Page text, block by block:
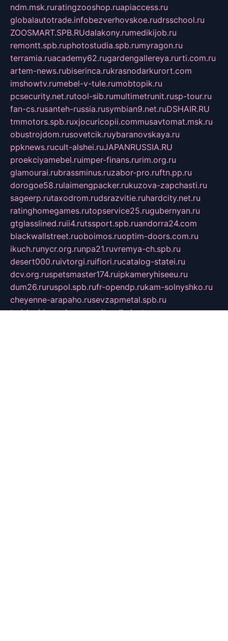
ndm.msk.ruratingzooshop.ruapiaccess.ru
globalautotrade.infobezverhovskoe.rudrsschool.ru
ZOOSMART.SPB.RUdalakony.rumedikijob.ru
remontt.spb.ruphotostudia.spb.rumyragon.ru
terramia.ruacademy62.rugardengallereya.rurti.com.ru
artem-news.rubiserinca.rukrasnodarkurort.com
imshowtv.rumebel-v-tule.rumobtopik.ru
pcsecurity.net.rutool-sib.rumultimetrunit.rusp-tour.ru
fan-cs.rusanteh-russia.rusymbian9.net.ruDSHAIR.RU
tmmotors.spb.ruxjocuricopii.commusavtomat.msk.ru
obustrojdom.rusovetcik.ruybaranovskaya.ru
ppknews.rucult-alshei.ruJAPANRUSSIA.RU
proekciyamebel.ruimper-finans.rurim.org.ru
glamourai.rubrassminus.ruzabor-pro.ruftn.pp.ru
dorogoe58.rulaimengpacker.rukuzova-zapchasti.ru
sageerp.rutaxodrom.rudsrazvitie.ruhardcity.net.ru
ratinghomegames.rutopservice25.rugubernyan.ru
gtglasslined.ruii4.rutssport.spb.ruandorra24.com
blackwallstreet.ruoboimos.ruoptim-doors.com.ru
ikuch.runycr.org.runpa21.ruvremya-ch.spb.ru
desert000.ruivtorgi.ruifiori.rucatalog-statei.ru
dcv.org.ruspetsmaster174.ruipkameryhiseeu.ru
dum26.ruruspol.spb.rufr-opendp.rukam-solnyshko.ru
cheyenne-arapaho.rusevzapmetal.spb.ru
ted-lapidus.spb.ruparasite-eliminator.ru